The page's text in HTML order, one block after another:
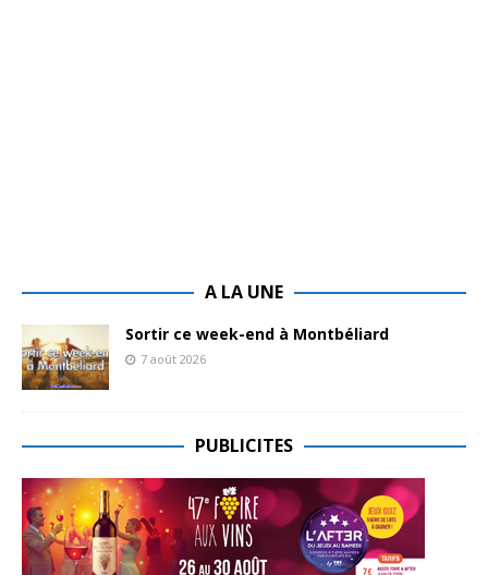
A LA UNE
Sortir ce week-end à Montbéliard
7 août 2026
PUBLICITES